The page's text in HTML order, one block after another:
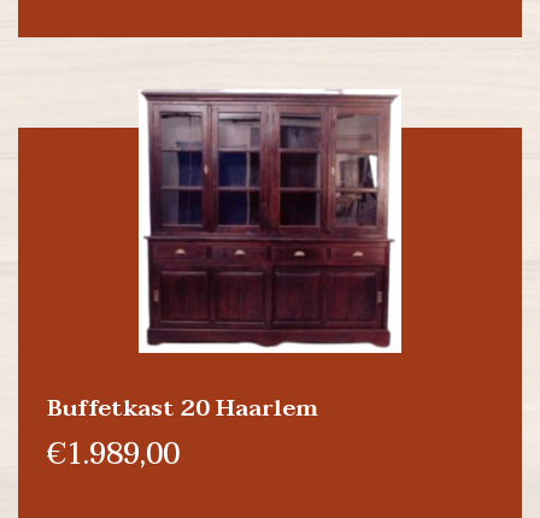
Buffetkast 20 Haarlem
€1.989,00